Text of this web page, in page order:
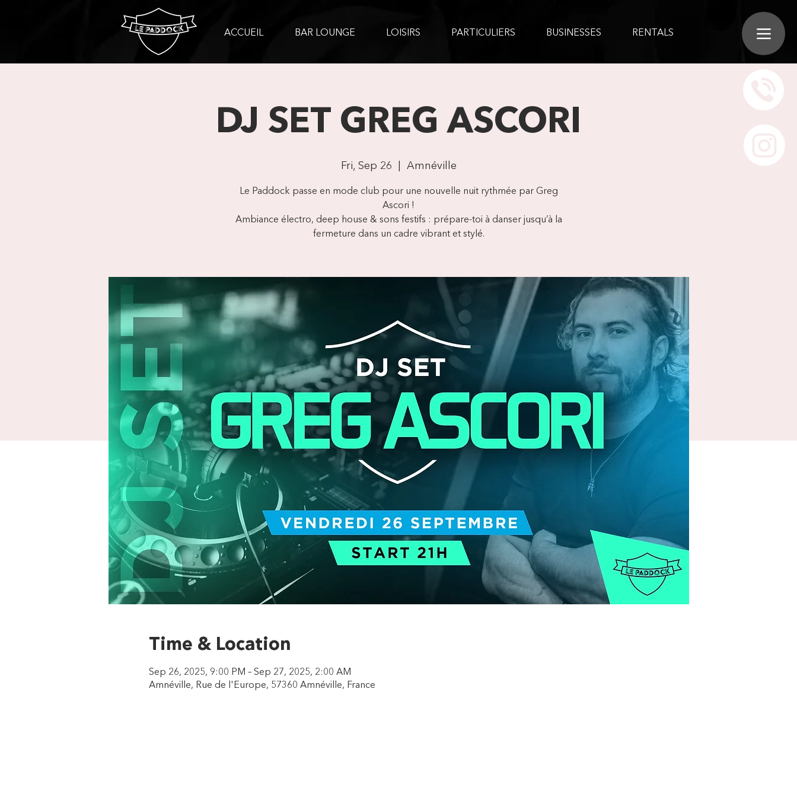
ACCUEIL BAR LOUNGE LOISIRS PARTICULIERS BUSINESSES RENTALS
DJ SET GREG ASCORI
Fri, Sep 26 Amnéville
Le Paddock passe en mode club pour une nouvelle nuit rythmée par Greg
Ascori !
Ambiance électro, deep house & sons festifs : prépare-toi à danser jusqu’à la
fermeture dans un cadre vibrant et stylé.
Time & Location
Sep 26, 2025, 9:00 PM – Sep 27, 2025, 2:00 AM
Amnéville, Rue de l'Europe, 57360 Amnéville, France